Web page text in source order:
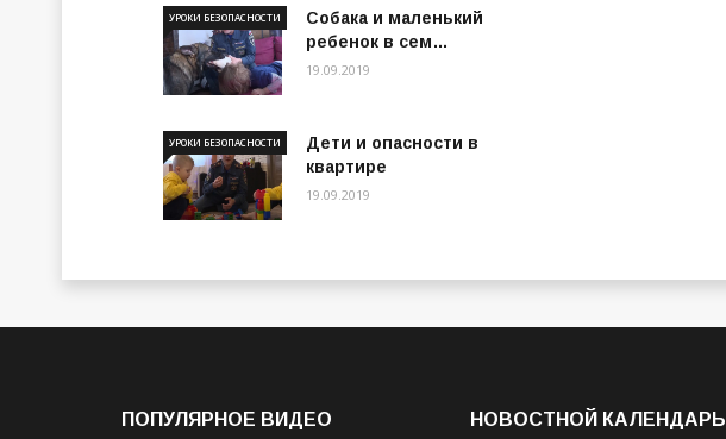
Собака и маленький
ребенок в сем…
УРОКИ БЕЗОПАСНОСТИ
19.09.2019
Дети и опасности в
квартире
УРОКИ БЕЗОПАСНОСТИ
19.09.2019
ПОПУЛЯРНОЕ ВИДЕО НОВОСТНОЙ КАЛЕНДАРЬ